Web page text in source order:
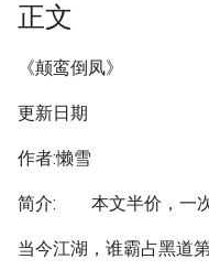
正文
《颠鸾倒凤》
更新日期
作者:懒雪
简介: 本文半价，一次
当今江湖，谁霸占黑道